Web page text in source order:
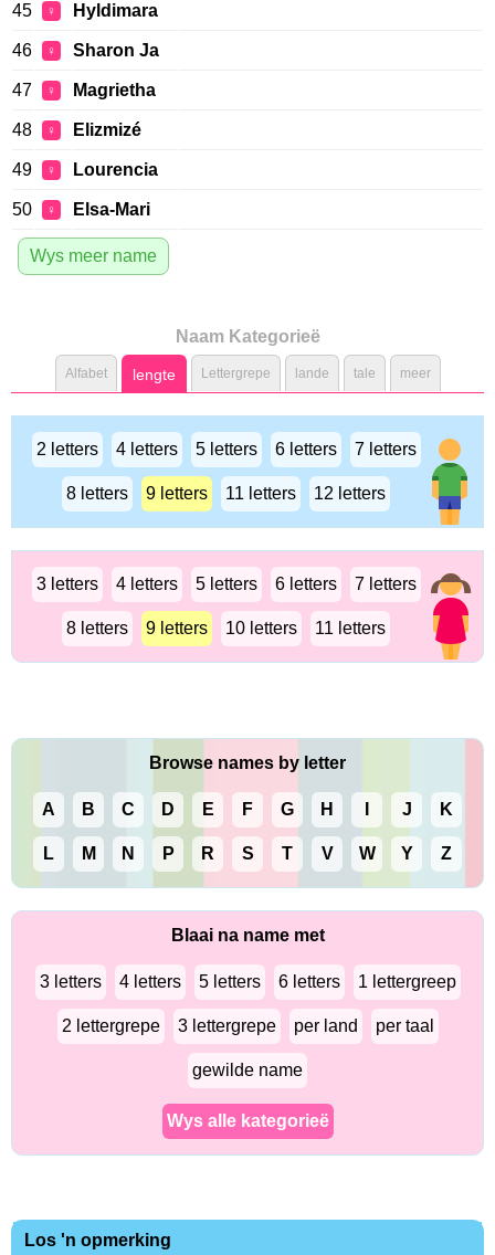
45 ♀ Hyldimara
46 ♀ Sharon Ja
47 ♀ Magrietha
48 ♀ Elizmizé
49 ♀ Lourencia
50 ♀ Elsa-Mari
Wys meer name
Naam Kategorieë
Alfabet lengte Lettergrepe lande tale meer
2 letters 4 letters 5 letters 6 letters 7 letters
8 letters 9 letters 11 letters 12 letters
3 letters 4 letters 5 letters 6 letters 7 letters
8 letters 9 letters 10 letters 11 letters
Browse names by letter
A B C D E F G H J K
L M N P R S T V W Y Z
Blaai na name met
3 letters 4 letters 5 letters 6 letters 1 lettergreep
2 lettergrepe 3 lettergrepe per land per taal
gewilde name
Wys alle kategorieë
Los 'n opmerking